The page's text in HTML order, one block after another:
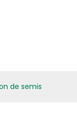
de semis